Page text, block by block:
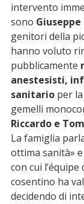
intervento
sono
genitori della
hanno voluto
pubblicamente
anestesisti,
sanitario per
gemelli
Riccardo e
La famiglia
ottima sanità»
con cui l’équipe
cosentino ha
decidendo di